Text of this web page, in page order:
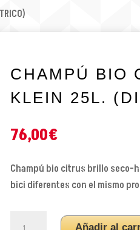
CHAMPÚ BIO
KLEIN 25L.
76,00€
Champú bio citrus brillo seco-
bici diferentes con el mismo
Añadir al